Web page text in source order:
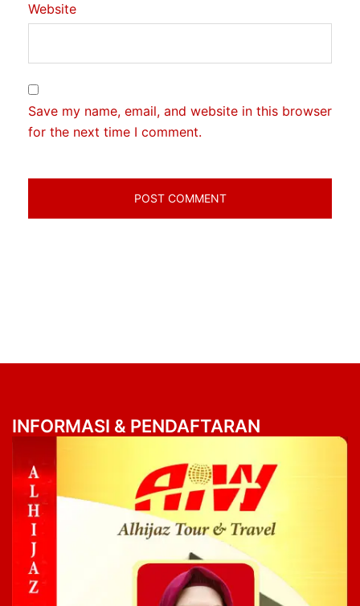
Website
Save my name, email, and website in this browser
for the next time I comment.
INFORMASI & PENDAFTARAN